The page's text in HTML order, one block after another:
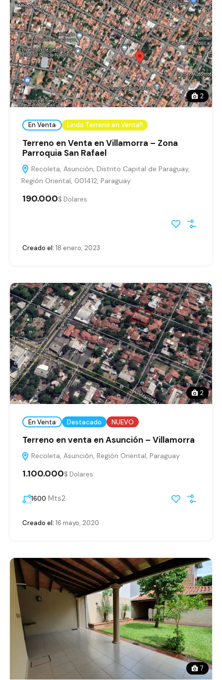
2
En Venta Lindo Terreno en Venta!!
Terreno en Venta en Villamorra – Zona
Parroquia San Rafael
Recoleta, Asunción, Distrito Capital de Paraguay,
Región Oriental, 001412, Paraguay
190.000$ Dolares
Creado el: 18 enero, 2023
2
En Venta Destacado NUEVO
Terreno en venta en Asunción – Villamorra
Recoleta, Asunción, Región Oriental, Paraguay
1.100.000$ Dolares
1600 Mts2
Creado el: 16 mayo, 2020
7